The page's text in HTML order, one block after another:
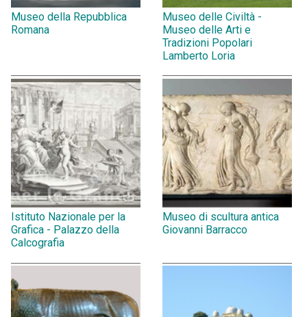
Museo della Repubblica
Romana
Museo delle Civiltà -
Museo delle Arti e
Tradizioni Popolari
Lamberto Loria
Istituto Nazionale per la
Grafica - Palazzo della
Calcografia
Museo di scultura antica
Giovanni Barracco